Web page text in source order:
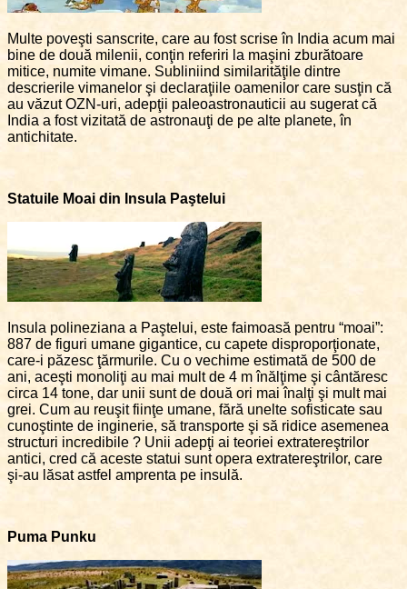
Multe poveşti sanscrite, care au fost scrise în India acum mai
bine de două milenii, conţin referiri la maşini zburătoare
mitice, numite vimane. Subliniind similarităţile dintre
descrierile vimanelor şi declaraţiile oamenilor care susţin că
au văzut OZN-uri, adepţii paleoastronauticii au sugerat că
India a fost vizitată de astronauţi de pe alte planete, în
antichitate.
Statuile Moai din Insula Paştelui
Insula polineziana a Paştelui, este faimoasă pentru “moai”:
887 de figuri umane gigantice, cu capete disproporţionate,
care-i păzesc ţărmurile. Cu o vechime estimată de 500 de
ani, aceşti monoliţi au mai mult de 4 m înălţime şi cântăresc
circa 14 tone, dar unii sunt de două ori mai înalţi şi mult mai
grei. Cum au reuşit fiinţe umane, fără unelte sofisticate sau
cunoştinte de inginerie, să transporte şi să ridice asemenea
structuri incredibile ? Unii adepţi ai teoriei extratereştrilor
antici, cred că aceste statui sunt opera extratereştrilor, care
şi-au lăsat astfel amprenta pe insulă.
Puma Punku